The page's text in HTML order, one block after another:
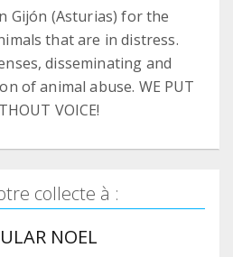
Gijón (Asturias) for the
that are in distress.
disseminating and
of animal abuse. WE PUT
VOICE!
collecte à :
NOEL